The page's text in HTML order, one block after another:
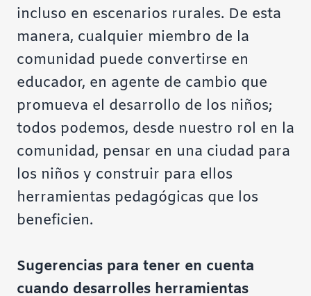
incluso en escenarios rurales. De esta
manera, cualquier miembro de la
comunidad puede convertirse en
educador, en agente de cambio que
promueva el desarrollo de los niños;
todos podemos, desde nuestro rol en la
comunidad, pensar en una ciudad para
los niños y construir para ellos
herramientas pedagógicas que los
beneficien.
Sugerencias para tener en cuenta
cuando desarrolles herramientas